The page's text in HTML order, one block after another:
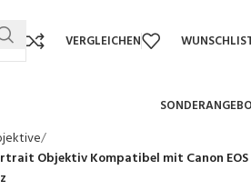
VERGLEICHEN
Objektiv Kompatibel mit Canon EOS